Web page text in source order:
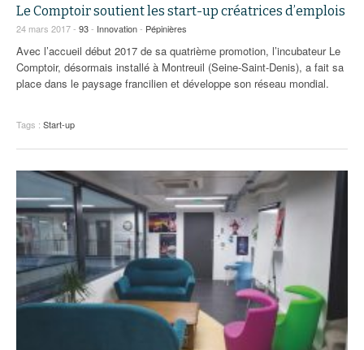
94
95
Le Comptoir soutient les start-up créatrices d’emplois
24 mars 2017 - 93- Innovation- Pépinières
Avec l’accueil début 2017 de sa quatrième promotion, l’incubateur Le
Comptoir, désormais installé à Montreuil (Seine-Saint-Denis), a fait sa
place dans le paysage francilien et développe son réseau mondial.
Tags : Start-up